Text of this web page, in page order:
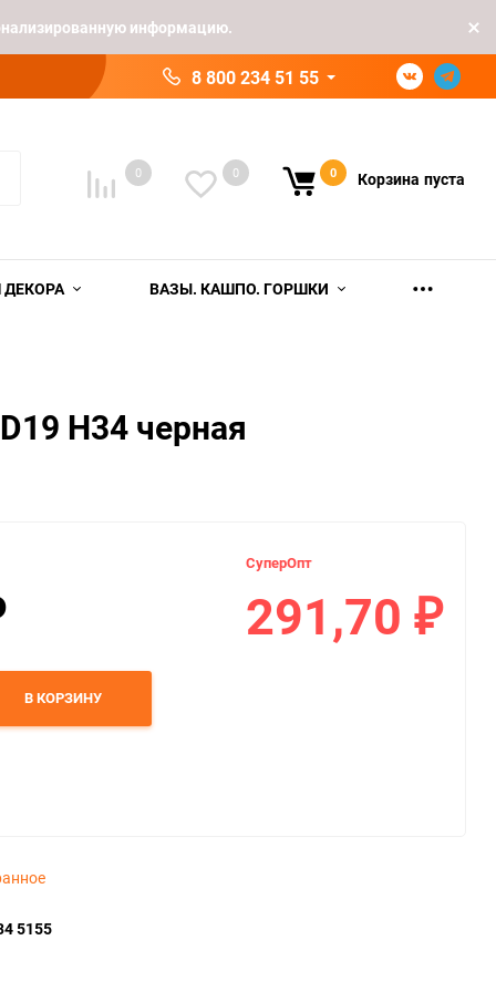
информацию.
8 800 234 51 55
0 0 0 Корзина пуста
ДЕКОРА ВАЗЫ. КАШПО. ГОРШКИ
H34 черная
СуперОпт
291,70 ₽
В КОРЗИНУ
5155